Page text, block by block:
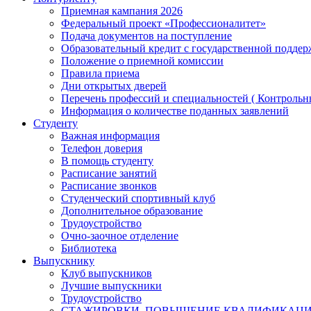
Приемная кампания 2026
Федеральный проект «Профессионалитет»
Подача документов на поступление
Образовательный кредит с государственной
Положение о приемной комиссии
Правила приема
Дни открытых дверей
Перечень профессий и специальностей (
Информация о количестве поданных заявлений
Студенту
Важная информация
Телефон доверия
В помощь студенту
Расписание занятий
Расписание звонков
Студенческий спортивный клуб
Дополнительное образование
Трудоустройство
Очно-заочное отделение
Библиотека
Выпускнику
Клуб выпускников
Лучшие выпускники
Трудоустройство